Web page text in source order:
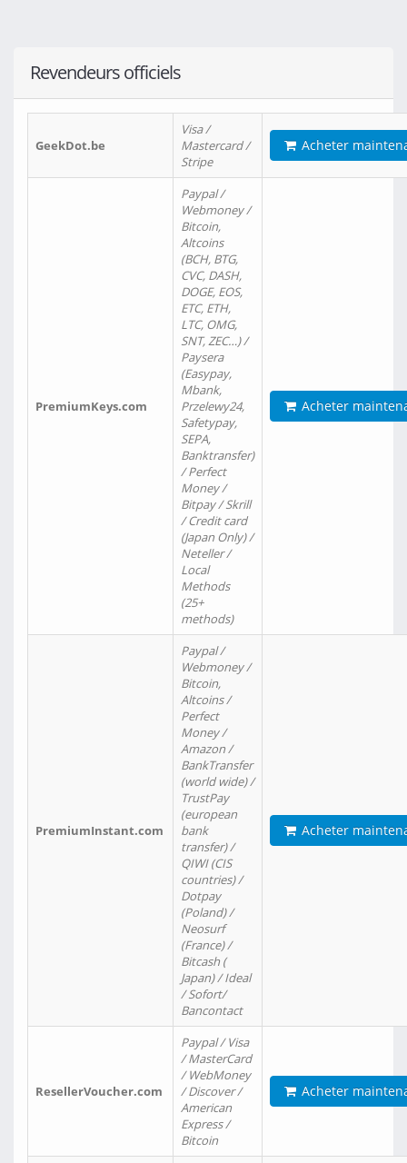
Revendeurs officiels
GeekDot.be
Visa /
Mastercard /
Stripe
Acheter
PremiumKeys.com
Paypal /
Webmoney /
Bitcoin,
Altcoins
(BCH, BTG,
CVC, DASH,
DOGE, EOS,
ETC, ETH,
LTC, OMG,
SNT, ZEC…) /
Paysera
(Easypay,
Mbank,
Przelewy24,
Safetypay,
SEPA,
Banktransfer)
/ Perfect
Money /
Bitpay / Skrill
/ Credit card
(Japan Only) /
Neteller /
Local
Methods
(25+
methods)
Acheter
PremiumInstant.com
Paypal /
Webmoney /
Bitcoin,
Altcoins /
Perfect
Money /
Amazon /
BankTransfer
(world wide) /
TrustPay
(european
bank
transfer) /
QIWI (CIS
countries) /
Dotpay
(Poland) /
Neosurf
(France) /
Bitcash (
Japan) / Ideal
/ Sofort/
Bancontact
Acheter
ResellerVoucher.com
Paypal / Visa
/ MasterCard
/ WebMoney
/ Discover /
American
Express /
Bitcoin
Acheter